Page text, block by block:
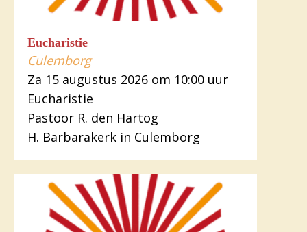
Eucharistie
Culemborg
Za 15 augustus 2026 om 10:00 uur
Eucharistie
Pastoor R. den Hartog
H. Barbarakerk in Culemborg